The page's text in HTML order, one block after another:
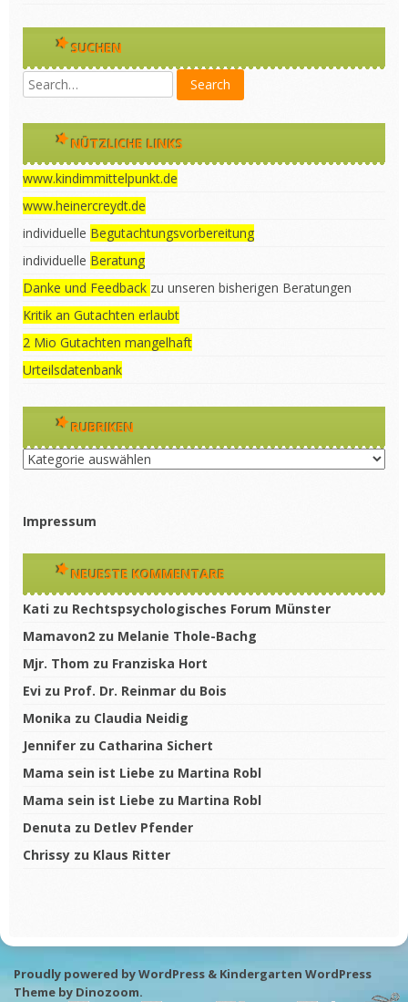
SUCHEN
NÜTZLICHE LINKS
www.kindimmittelpunkt.de
www.heinercreydt.de
individuelle Begutachtungsvorbereitung
individuelle Beratung
Danke und Feedback zu unseren bisherigen Beratungen
Kritik an Gutachten erlaubt
2 Mio Gutachten mangelhaft
Urteilsdatenbank
RUBRIKEN
Rubriken
Impressum
NEUESTE KOMMENTARE
Kati zu Rechtspsychologisches Forum Münster
Mamavon2 zu Melanie Thole-Bachg
Mjr. Thom zu Franziska Hort
Evi zu Prof. Dr. Reinmar du Bois
Monika zu Claudia Neidig
Jennifer zu Catharina Sichert
Mama sein ist Liebe zu Martina Robl
Mama sein ist Liebe zu Martina Robl
Denuta zu Detlev Pfender
Chrissy zu Klaus Ritter
Proudly powered by WordPress & Kindergarten WordPress
Theme by Dinozoom.